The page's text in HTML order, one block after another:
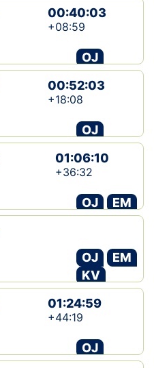
00:40:03
+08:59
OJ
00:52:03
+18:08
OJ
01:06:10
+36:32
OJ
EM
OJ
EM
KV
01:24:59
+44:19
OJ